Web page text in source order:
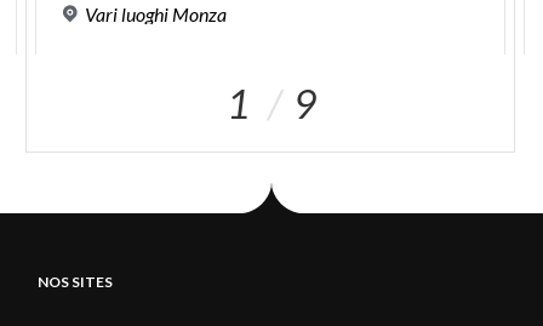
Vari luoghi Monza
1 9
NOS SITES